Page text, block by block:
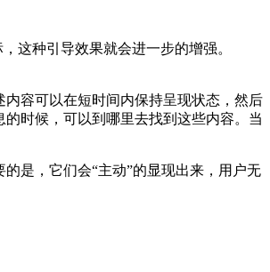
这种引导效果就会进一步的增强。
容可以在短时间内保持呈现状态，然后
时候，可以到哪里去找到这些内容。当
是，它们会“主动”的显现出来，用户无